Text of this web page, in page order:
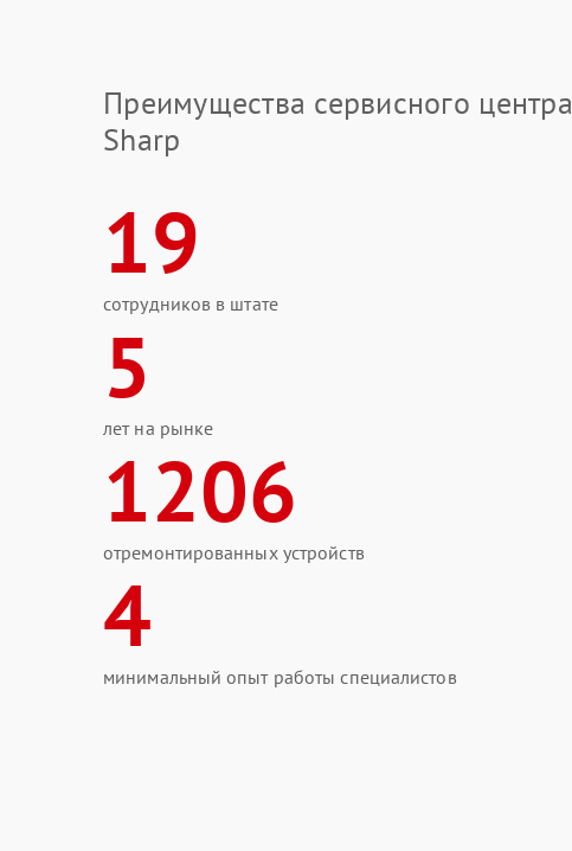
Преимущества сервисного центра
Sharp
19
сотрудников в штате
5
лет на рынке
1206
отремонтированных устройств
4
минимальный опыт работы специалистов